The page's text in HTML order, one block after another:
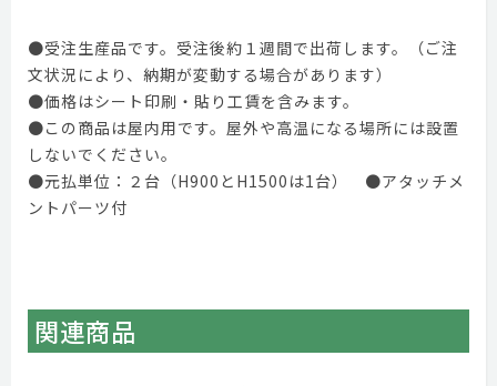
●受注生産品です。受注後約１週間で出荷します。（ご注
文状況により、納期が変動する場合があります）
●価格はシート印刷・貼り工賃を含みます。
●この商品は屋内用です。屋外や高温になる場所には設置
しないでください。
●元払単位：２台（H900とH1500は1台） ●アタッチメ
ントパーツ付
関連商品